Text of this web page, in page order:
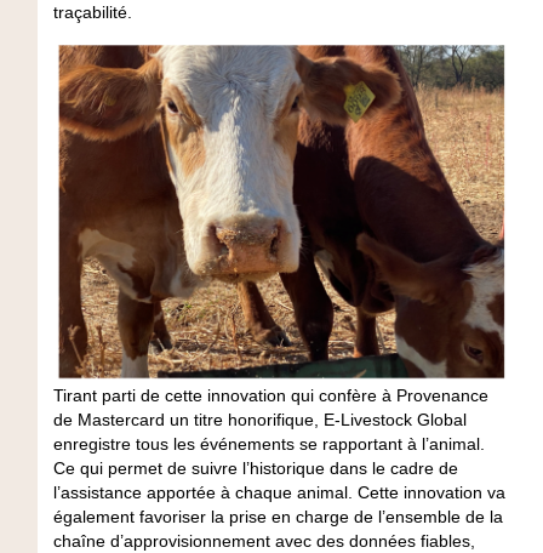
traçabilité.
Tirant parti de cette innovation qui confère à Provenance
de Mastercard un titre honorifique, E-Livestock Global
enregistre tous les événements se rapportant à l’animal.
Ce qui permet de suivre l’historique dans le cadre de
l’assistance apportée à chaque animal. Cette innovation va
également favoriser la prise en charge de l’ensemble de la
chaîne d’approvisionnement avec des données fiables,